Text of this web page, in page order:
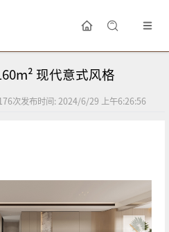
现代意式风格
176次发布时间: 2024/6/29 上午6:26:56